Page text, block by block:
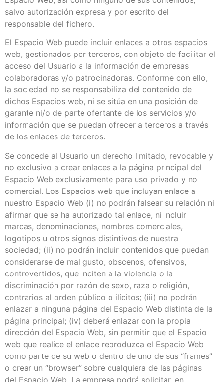
salvo autorización expresa y por escrito del
responsable del fichero.
El Espacio Web puede incluir enlaces a otros espacios
web, gestionados por terceros, con objeto de facilitar el
acceso del Usuario a la información de empresas
colaboradoras y/o patrocinadoras. Conforme con ello,
la sociedad no se responsabiliza del contenido de
dichos Espacios web, ni se sitúa en una posición de
garante ni/o de parte ofertante de los servicios y/o
información que se puedan ofrecer a terceros a través
de los enlaces de terceros.
Se concede al Usuario un derecho limitado, revocable y
no exclusivo a crear enlaces a la página principal del
Espacio Web exclusivamente para uso privado y no
comercial. Los Espacios web que incluyan enlace a
nuestro Espacio Web (i) no podrán falsear su relación ni
afirmar que se ha autorizado tal enlace, ni incluir
marcas, denominaciones, nombres comerciales,
logotipos u otros signos distintivos de nuestra
sociedad; (ii) no podrán incluir contenidos que puedan
considerarse de mal gusto, obscenos, ofensivos,
controvertidos, que inciten a la violencia o la
discriminación por razón de sexo, raza o religión,
contrarios al orden público o ilícitos; (iii) no podrán
enlazar a ninguna página del Espacio Web distinta de la
página principal; (iv) deberá enlazar con la propia
dirección del Espacio Web, sin permitir que el Espacio
web que realice el enlace reproduzca el Espacio Web
como parte de su web o dentro de uno de sus “frames”
o crear un “browser” sobre cualquiera de las páginas
del Espacio Web. La empresa podrá solicitar, en